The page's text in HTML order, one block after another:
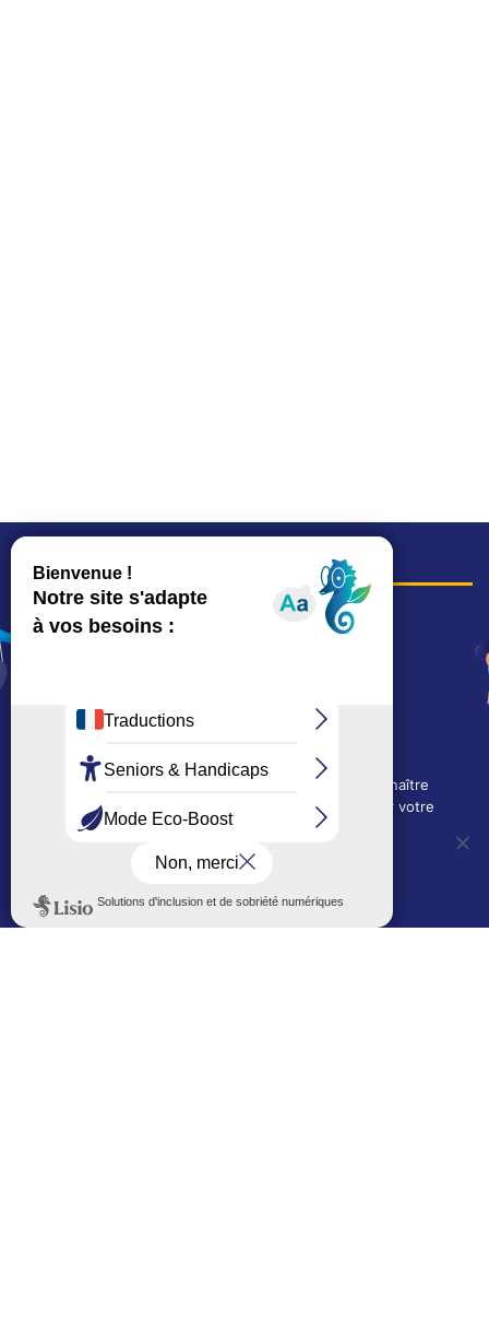
COORDONNÉES
Hôtel de ville
15, rue Charles-Duflos
Depuis le 28/01/2026 :
90, rue de l'Abbé Jean-Glatz
01 71 11 45 45
Mairie de quartier Les Bruyères
2, allée Marc-Birkigt
01 56 83 75 10
Voir les horaires
LES AUTRES SITES DE LA VILLE
Nous utilisons des cookies techniques pour connaître
l'évolution de l'audience du site et pour améliorer votre
expérience.
OUI, j'accepte
Politique de confidentialité